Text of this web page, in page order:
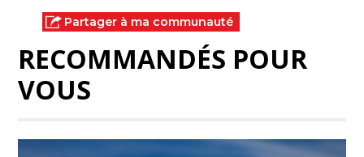
Partager à ma communauté
RECOMMANDÉS POUR
VOUS